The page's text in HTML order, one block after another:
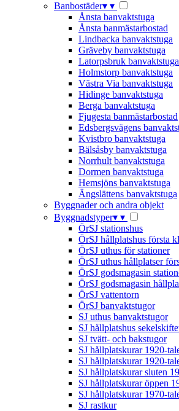
Banbostäder▾ ▾
Ånsta banvaktstuga
Ånsta banmästarbostad
Lindbacka banvaktstuga
Gräveby banvaktstuga
Latorpsbruk banvaktstuga
Holmstorp banvaktstuga
Västra Via banvaktstuga
Hidinge banvaktstuga
Berga banvaktstuga
Fjugesta banmästarbostad
Edsbergsvägens
Kvistbro banvaktstuga
Bälsåsby banvaktstuga
Norrhult banvaktstuga
Dormen banvaktstuga
Hemsjöns banvaktstuga
Ängslättens banvaktstuga
Byggnader och andra objekt
Byggnadstyper▾ ▾
ÖrSJ stationshus
ÖrSJ hållplatshus första
ÖrSJ uthus för stationer
ÖrSJ uthus hållplatser
ÖrSJ godsmagasin
ÖrSJ godsmagasin
ÖrSJ vattentorn
ÖrSJ banvaktstugor
SJ uthus banvaktstugor
SJ hållplatshus
SJ tvätt- och bakstugor
SJ hållplatskurar 1920-
SJ hållplatskurar 1920-
SJ hållplatskurar sluten
SJ hållplatskurar öppen
SJ hållplatskurar 1970-
SJ rastkur